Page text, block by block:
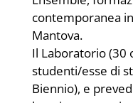
contemporanea
Mantova.
Il Laboratorio (30
studenti/esse di
Biennio), e